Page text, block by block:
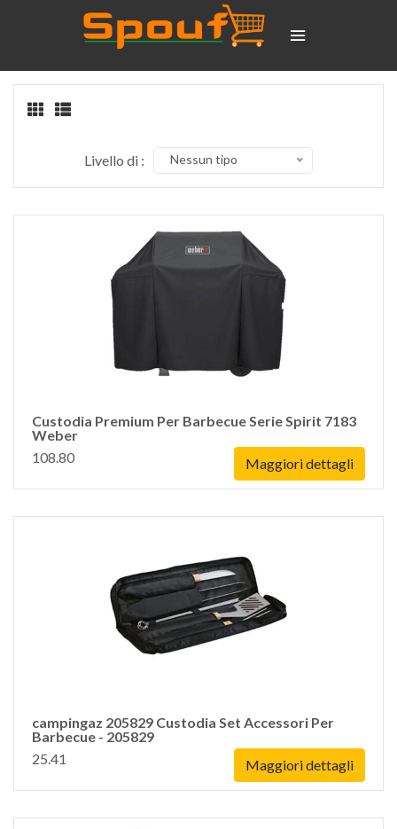
Livello di : Nessun tipo
Custodia Premium Per Barbecue Serie Spirit 7183
Weber
108.80
Maggiori dettagli
campingaz 205829 Custodia Set Accessori Per
Barbecue - 205829
25.41
Maggiori dettagli